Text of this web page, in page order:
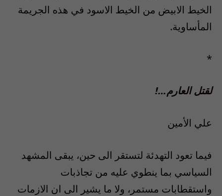
الخيط الابيض من الخيط الاسود في هذه الجريمة
المأساوية.
*
لقتل العارم…!
علي الأمين
فيما تعود التهدئة لتستقر الى حين، يبقى المشهد
السياسي بما ينطوي عليه من تجاذبات
واستقطابات مستمر، ولا ما يشير الى ان الازمات